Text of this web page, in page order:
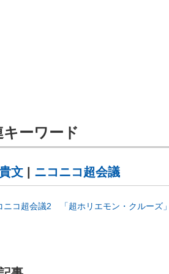
キーワード
文 ニコニコ超会議
ニコ超会議2 「超ホリエモン・クルーズ